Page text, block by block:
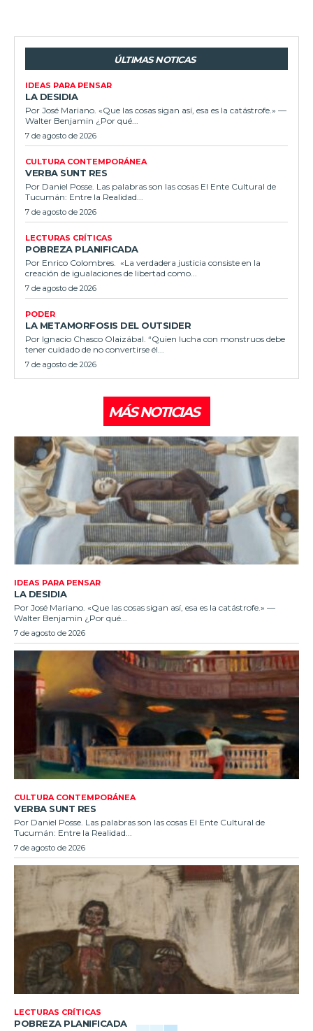
ÚLTIMAS NOTICAS
IDEAS PARA PENSAR
LA DESIDIA
Por José Mariano. «Que las cosas sigan así, esa es la catástrofe.» —
Walter Benjamin ¿Por qué...
7 de agosto de 2026
CULTURA CONTEMPORÁNEA
VERBA SUNT RES
Por Daniel Posse. Las palabras son las cosas El Ente Cultural de
Tucumán: Entre la Realidad...
7 de agosto de 2026
LECTURAS CRÍTICAS
POBREZA PLANIFICADA
Por Enrico Colombres. «La verdadera justicia consiste en la
creación de igualaciones de libertad como...
7 de agosto de 2026
PODER
LA METAMORFOSIS DEL OUTSIDER
Por Ignacio Chasco Olaizábal. “Quien lucha con monstruos debe
tener cuidado de no convertirse él...
7 de agosto de 2026
MÁS NOTICIAS
IDEAS PARA PENSAR
LA DESIDIA
Por José Mariano. «Que las cosas sigan así, esa es la catástrofe.» —
Walter Benjamin ¿Por qué...
7 de agosto de 2026
CULTURA CONTEMPORÁNEA
VERBA SUNT RES
Por Daniel Posse. Las palabras son las cosas El Ente Cultural de
Tucumán: Entre la Realidad...
7 de agosto de 2026
LECTURAS CRÍTICAS
POBREZA PLANIFICADA